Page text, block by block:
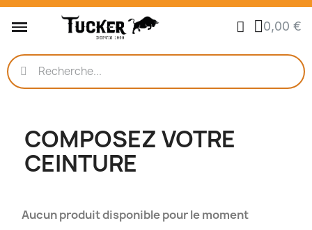
0,00 €
COMPOSEZ VOTRE
CEINTURE
Aucun produit disponible pour le moment